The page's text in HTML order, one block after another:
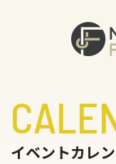
イベントカレ